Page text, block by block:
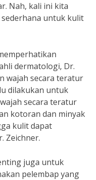
Nah, kali ini kita
untuk kulit
dermatologi, Dr.
wajah secara teratur
dilakukan untuk
secara teratur
kotoran dan minyak
kulit dapat
Zeichner.
juga untuk
pelembap yang